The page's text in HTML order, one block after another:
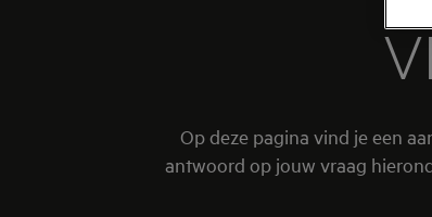
Op deze pagina vind je een
antwoord op jouw vraag